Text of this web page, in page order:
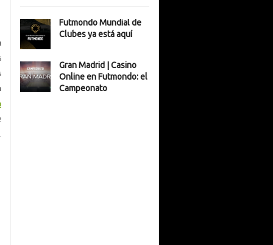
Futmondo Mundial de
Clubes ya está aquí
Gran Madrid | Casino
Online en Futmondo: el
Campeonato